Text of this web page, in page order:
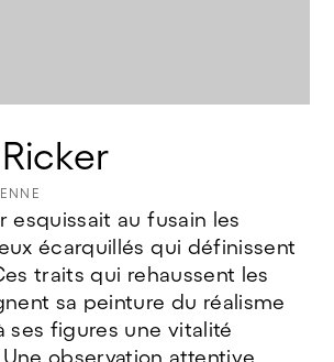
esquissait au fusain les
écarquillés qui définissent
traits qui rehaussent les
sa peinture du réalisme
ses figures une vitalité
observation attentive